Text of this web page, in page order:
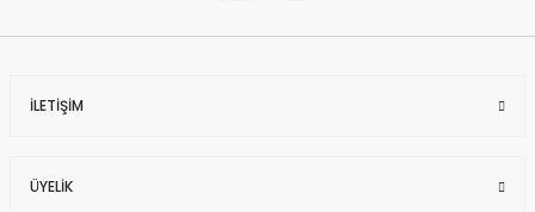
İLETİŞİM
ÜYELİK